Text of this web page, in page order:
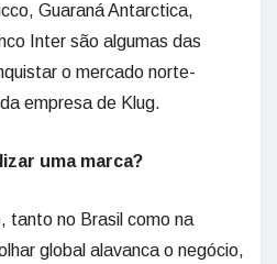
Guaraná Antarctica,
Inter são algumas das
o mercado norte-
empresa de Klug.
uma marca?
tanto no Brasil como na
global alavanca o negócio,